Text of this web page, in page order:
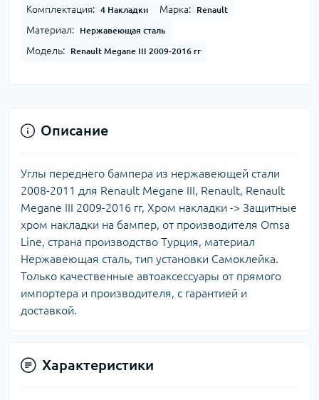
Комплектация: 4 Накладки Марка: Renault
Материал: Нержавеющая сталь
Модель: Renault Megane III 2009-2016 гг
Описание
Углы переднего бампера из нержавеющей стали
2008-2011 для Renault Megane III, Renault, Renault
Megane III 2009-2016 гг, Хром накладки -> Защитные
хром накладки на бампер, от производителя Omsa
Line, страна производство Турция, материал
Нержавеющая сталь, тип установки Самоклейка.
Только качественные автоаксессуары от прямого
импортера и производителя, с гарантией и
доставкой.
Характеристики